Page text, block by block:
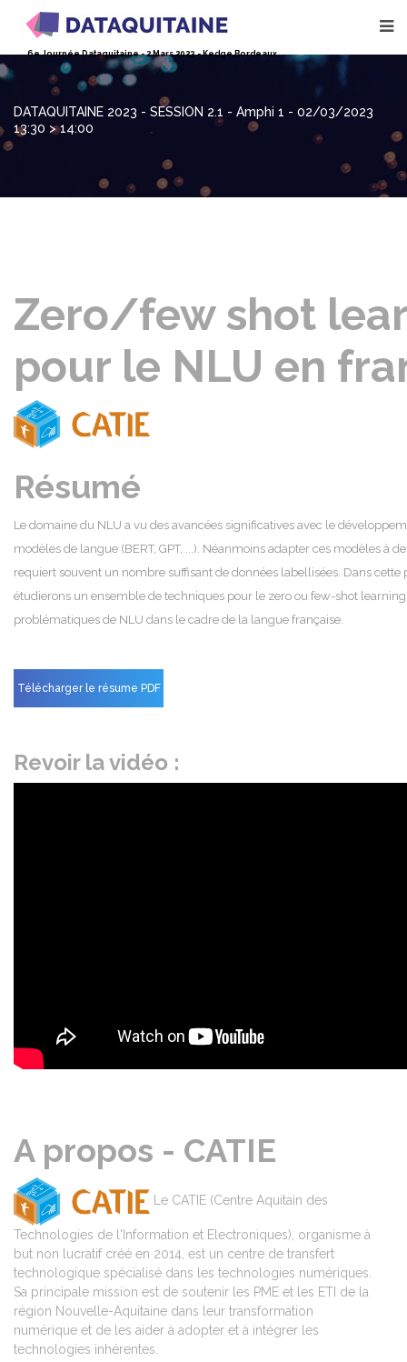
6e Journée Dataquitaine - 2 Mars 2023 - Kedge Bordeaux
CATIE
DATAQUITAINE 2023 - SESSION 2.1 - Amphi 1 - 02/03/2023
13:30 > 14:00
Zero/few shot
pour le NLU en
Résumé
Le domaine du NLU a vu des avancées significatives avec le
modèles de langue (BERT, GPT, ...). Néanmoins adapter ces modèles à
requiert souvent un nombre suffisant de données labellisées. Dans cette
étudierons un ensemble de techniques pour le zero ou few-shot
problématiques de NLU dans le cadre de la langue française.
Télécharger le résume PDF
Revoir la vidéo :
A propos - CATIE
Le CATIE (Centre Aquitain des
Technologies de l'Information et Electroniques), organisme à
but non lucratif créé en 2014, est un centre de transfert
technologique spécialisé dans les technologies numériques.
Sa principale mission est de soutenir les PME et les ETI de la
région Nouvelle-Aquitaine dans leur transformation
numérique et de les aider à adopter et à intégrer les
technologies inhérentes.